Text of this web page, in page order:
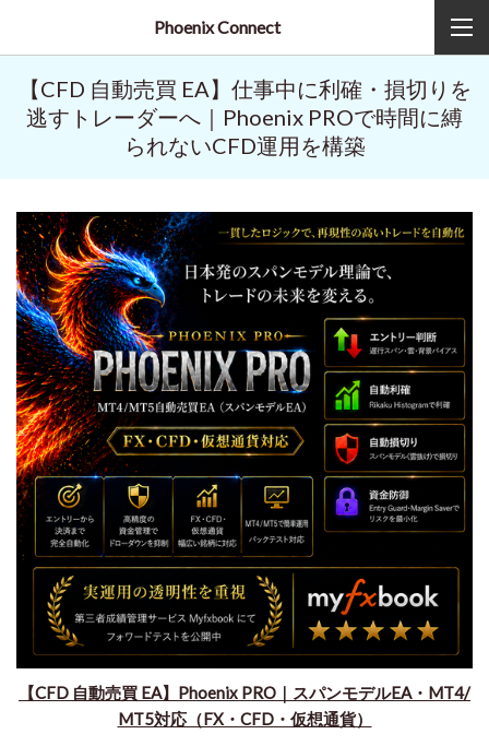
Phoenix Connect
【CFD 自動売買 EA】仕事中に利確・損切りを
逃すトレーダーへ｜Phoenix PROで時間に縛
られないCFD運用を構築
【CFD 自動売買 EA】Phoenix PRO｜スパンモデルEA・MT4/
MT5対応（FX・CFD・仮想通貨）